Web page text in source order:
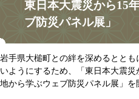
東日本大震災から15
ブ防災パネル展」
岩手県大槌町との絆を深めるとと
いようにするため、「東日本大震
地から学ぶウェブ防災パネル展」を